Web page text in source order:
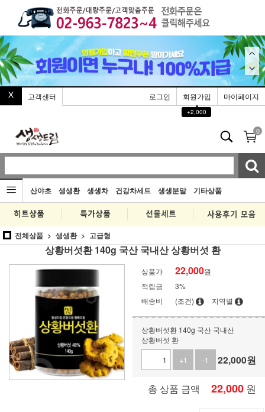
고객센터 로그인 회원가입
▲
+2,000
마이페이지
0
산야초 생생환 생생차 건강차세트 생생분말 기타상품
전체상품 생생환 고급형
상황버섯환 140g 국산 국내산 상황버섯 환
상품가 22,000원
적립금
3%
배송비
(조건) 지역별
상황버섯환 140g 국산 국내산
상황버섯 환
+1
-1 22,000원
총 상품 금액 22,000 원